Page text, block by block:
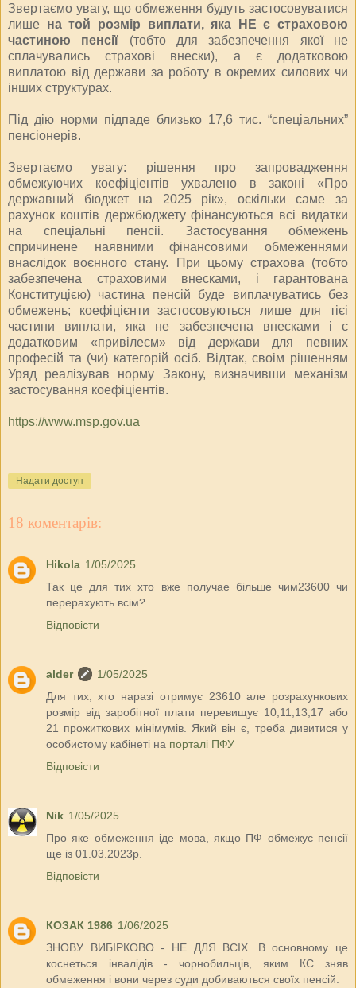
Звертаємо увагу, що обмеження будуть застосовуватися
лише на той розмір виплати, яка НЕ є страховою
частиною пенсії (тобто для забезпечення якої не
сплачувались страхові внески), а є додатковою
виплатою від держави за роботу в окремих силових чи
інших структурах.
Під дію норми підпаде близько 17,6 тис. “спеціальних”
пенсіонерів.
Звертаємо увагу: рішення про запровадження
обмежуючих коефіціентів ухвалено в законі «Про
державний бюджет на 2025 рік», оскільки саме за
рахунок коштів держбюджету фінансуються всі видатки
на спеціальні пенсіі. Застосування обмежень
спричинене наявними фінансовими обмеженнями
внаслідок воєнного стану. При цьому страхова (тобто
забезпечена страховими внесками, і гарантована
Конституцією) частина пенсій буде виплачуватись без
обмежень; коефіцієнти застосовуються лише для тієі
частини виплати, яка не забезпечена внесками і є
додатковим «привілеєм» від держави для певних
професій та (чи) категорій осіб. Відтак, своім рішенням
Уряд реалізував норму Закону, визначивши механізм
застосування коефіціентів.
https://www.msp.gov.ua
Надати доступ
18 коментарів:
Hikola 1/05/2025
Так це для тих хто вже получае більше чим23600 чи
перерахують всім?
Відповісти
alder
1/05/2025
Для тих, хто наразі отримує 23610 але розрахункових
розмір від заробітної плати перевищує 10,11,13,17 або
21 прожиткових мінімумів. Який він є, треба дивитися у
особистому кабінеті на порталі ПФУ
Відповісти
Nik 1/05/2025
Про яке обмеження іде мова, якщо ПФ обмежує пенсії
ще із 01.03.2023р.
Відповісти
КОЗАК 1986 1/06/2025
ЗНОВУ ВИБІРКОВО - НЕ ДЛЯ ВСІХ. В основному це
коснеться інвалідів - чорнобильців, яким КС зняв
обмеження і вони через суди добиваються своїх пенсій.